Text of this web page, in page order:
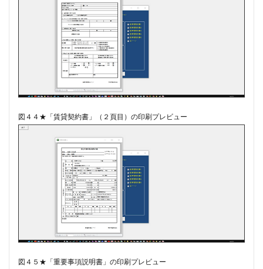
図４４★「賃貸契約書」（２頁目）の印刷プレビュー
図４５★「重要事項説明書」の印刷プレビュー